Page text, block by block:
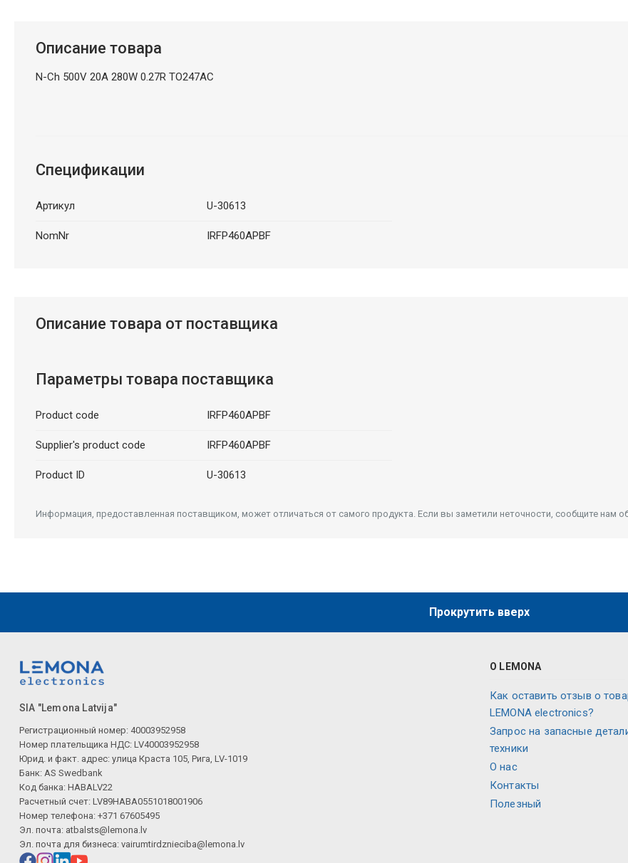
Описание товара
N-Ch 500V 20A 280W 0.27R TO247AC
Спецификации
Артикул U-30613
NomNr IRFP460APBF
Описание товара от поставщика
Параметры товара поставщика
Product code IRFP460APBF
Supplier's product code IRFP460APBF
Product ID U-30613
Информация, предоставленная поставщиком, может отличаться от самого продукта. Если вы заметили неточности, сообщите нам
Прокрутить вверх
SIA "Lemona Latvija"
Регистрационный номер: 40003952958
Номер плательщика НДС: LV40003952958
Юрид. и факт. адрес: улица Краста 105, Рига, LV-1019
Банк: AS Swedbank
Код банка: HABALV22
Расчетный счет: LV89HABA0551018001906
Номер телефона: +371 67605495
Эл. почта: atbalsts@lemona.lv
Эл. почта для бизнеса: vairumtirdznieciba@lemona.lv
О LEMONA
Как оставить отзыв о
LEMONA electronics?
Запрос на запасные
техники
О нас
Контакты
Полезный